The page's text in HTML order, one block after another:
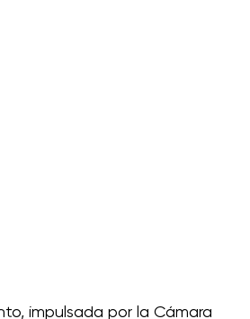
impulsada por la Cámara